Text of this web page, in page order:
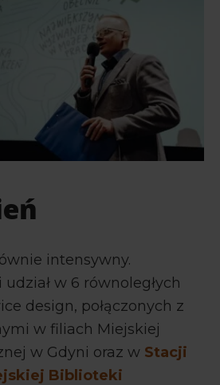
intensywny.
w 6 równoległych
design, połączonych z
w filiach Miejskiej
w Gdyni oraz w Stacji
Biblioteki